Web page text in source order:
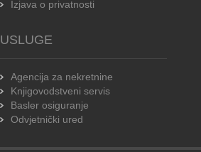
Izjava o privatnosti
USLUGE
Agencija za nekretnine
Knjigovodstveni servis
Basler osiguranje
Odvjetnički ured